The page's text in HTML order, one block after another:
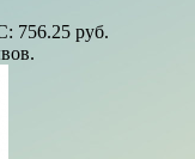
756.25 руб.